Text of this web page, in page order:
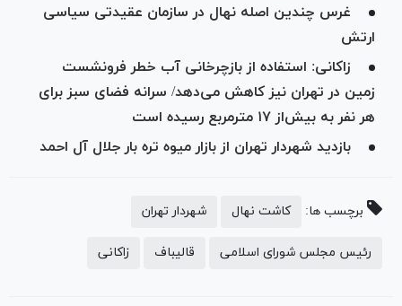
غرس چندین اصله نهال در سازمان عقیدتی سیاسی
ارتش
زاکانی: استفاده از بازچرخانی آب خطر فرونشست
زمین در تهران نیز کاهش می‌دهد/ سرانه فضای سبز برای
هر نفر به بیش‌از ۱۷ مترمربع رسیده‌ است
بازدید شهردار تهران از بازار میوه تره بار جلال آل احمد
برچسب ها: کاشت نهال شهردار تهران
رئیس مجلس شورای اسلامی قالیباف زاکانی